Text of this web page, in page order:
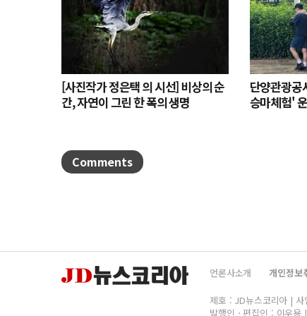
[사진작가 정은택 의 시선] 비상의 순
간, 자연이 그린 한 폭의 생명
단양관광공
승마체험'
Comments
언론사소개 개인정보
제호 : JD뉴스코리아 |
발행인ㆍ편집인 : 이우